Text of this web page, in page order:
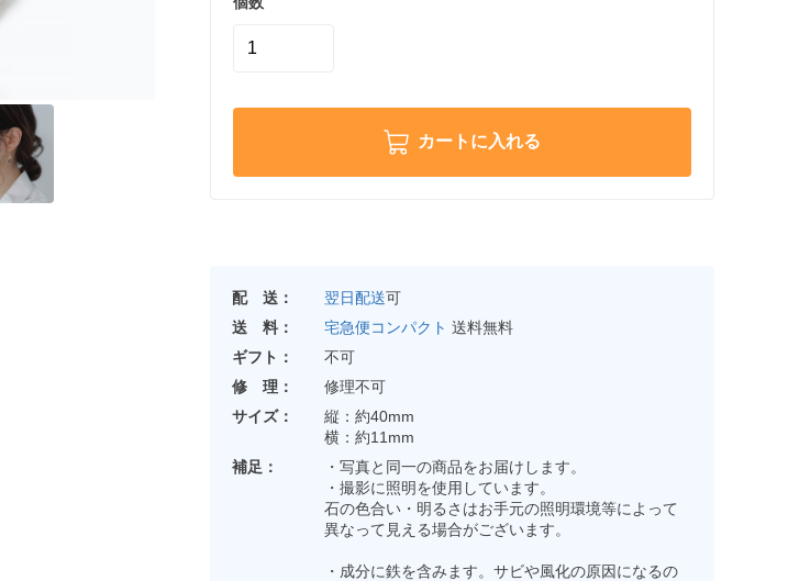
カートに入れる
配 送： 翌日配送可
送 料：
宅急便コンパクト 送料無料
ギフト：
不可
修 理：
修理不可
サイズ：
縦：約40mm
横：約11mm
補足：
・写真と同一の商品をお届けします。
・撮影に照明を使用しています。
石の色合い・明るさはお手元の照明環境等によって
異なって見える場合がございます。
・成分に鉄を含みます。サビや風化の原因になるの